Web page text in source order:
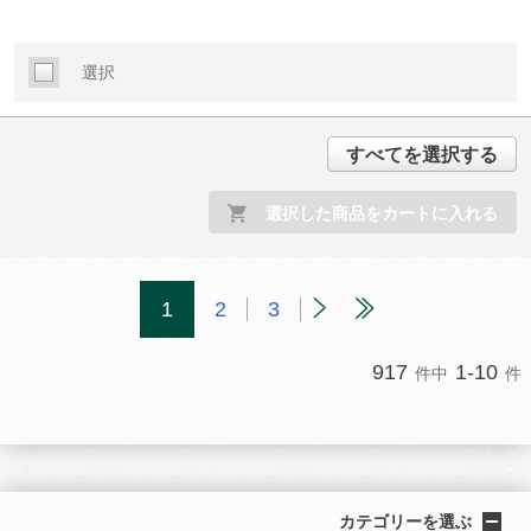
選択
すべてを選択する
選択した商品をカートに入れる
1 2 3
917 件中 1-10 件
カテゴリーを選ぶ